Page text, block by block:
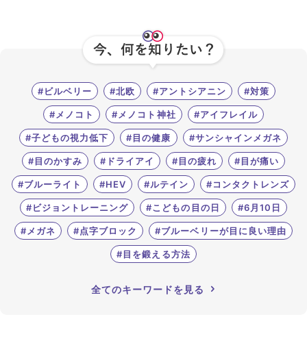
全てのキーワードを見る
検索
#ビルベリー #北欧 #アントシアニン #対策
#メノコト #メノコト神社 #アイフレイル
#子どもの視力低下 #目の健康 #サンシャインメガネ
#目のかすみ #ドライアイ #目の疲れ #目が痛い
#ブルーライト #HEV #ルテイン #コンタクトレンズ
#ビジョントレーニング #こどもの目の日 #6月10日
#メガネ #点字ブロック #ブルーベリーが目に良い理由
#目を鍛える方法
全てのキーワードを見る